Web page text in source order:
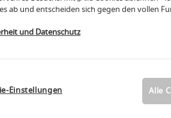
mit Sitz auf dem Messegelände,
gastronomische Versorgung
Ganz nach Ihren Anforderungen
ab und entscheiden sich gegen den vollen
und Datenschutz
Einstellungen Alle